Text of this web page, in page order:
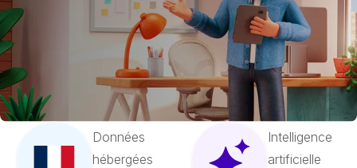
meilleur de la Tech RH pour vos recrutements.
Demandez à être rappelé
Données
hébergées
Intelligence
artificielle